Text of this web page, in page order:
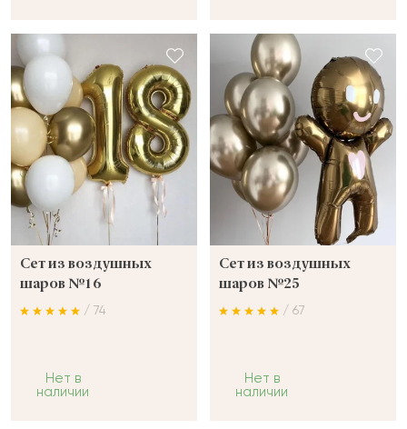
Сет из воздушных
шаров №16
/ 74
Нет в
наличии
Сет из воздушных
шаров №25
/ 67
Нет в
наличии